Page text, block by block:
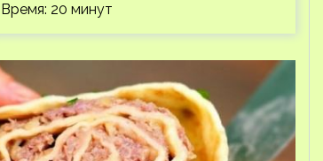
Время: 20 минут